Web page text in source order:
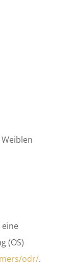
(OS)
odr/.